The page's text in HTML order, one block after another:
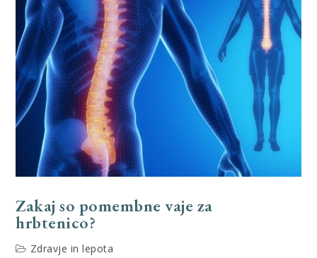
Zakaj so pomembne vaje za
hrbtenico?
Zdravje in lepota